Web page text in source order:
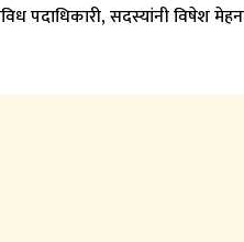
पदाधिकारी, सदस्यांनी विषेश